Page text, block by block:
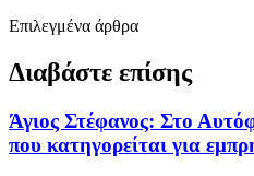
Επιλεγμένα άρθρα
Διαβάστε επίσης
Άγιος Στέφανος: Στο
που κατηγορείται για